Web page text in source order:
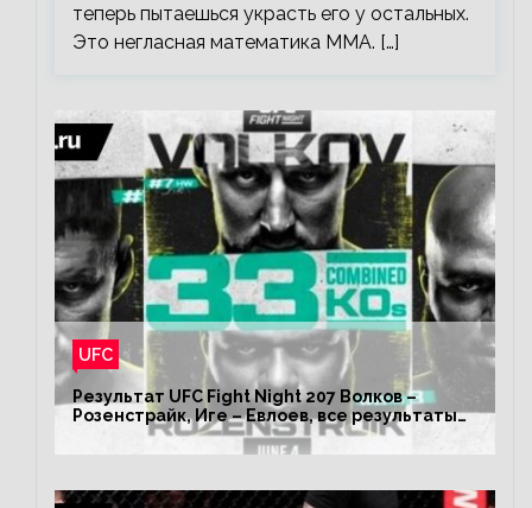
теперь пытаешься украсть его у остальных.
Это негласная математика ММА. […]
UFC
Результат UFC Fight Night 207 Волков –
Розенстрайк, Иге – Евлоев, все результаты
турнира ЮФС ФН 207